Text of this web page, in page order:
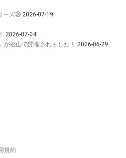
ーズ㉔ 2026-07-19
2026-07-04
松山で開催されました！
2026-06-29
規約